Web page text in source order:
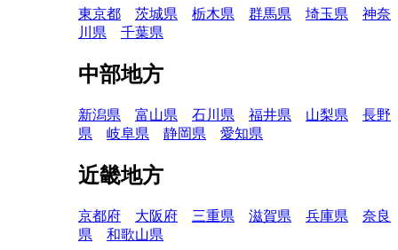
東京都 茨城県 栃木県 群馬県 埼玉県
神奈
川県
千葉県
中部地方
新潟県 富山県 石川県 福井県 山梨県
長野
県
岐阜県 静岡県 愛知県
近畿地方
京都府 大阪府 三重県 滋賀県 兵庫県
奈良
県
和歌山県